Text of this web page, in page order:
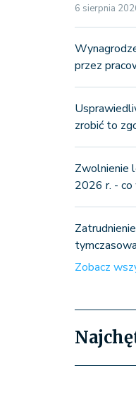
6 sierpnia
przez
zrobić to
Zwolnienie
2026 r. -
Zobacz